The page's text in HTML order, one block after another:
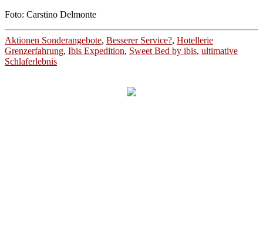
Foto: Carstino Delmonte
Aktionen Sonderangebote, Besserer Service?, Hotellerie
Grenzerfahrung, Ibis Expedition, Sweet Bed by ibis, ultimative
Schlaferlebnis